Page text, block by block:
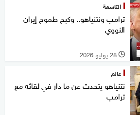
التاسعة
ترامب ونتنياهو.. وكبح طموح إيران
النووي
l 28 يوليو 2026
عالم
نتنياهو يتحدث عن ما دار في لقائه مع
ترامب